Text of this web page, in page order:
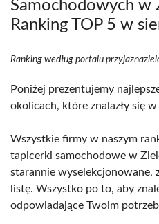
Samochodowych w
Ranking TOP 5 w
Ranking według portalu
Poniżej prezentujemy
okolicach, które znalazły się
Wszystkie firmy w naszym
tapicerki samochodowe w
starannie wyselekcjonowane,
listę. Wszystko po to, aby
odpowiadające Twoim